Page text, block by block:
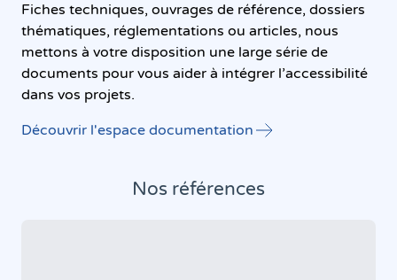
Fiches techniques, ouvrages de référence, dossiers
thématiques, réglementations ou articles, nous
mettons à votre disposition une large série de
documents pour vous aider à intégrer l’accessibilité
dans vos projets.
Découvrir l'espace documentation
Nos références